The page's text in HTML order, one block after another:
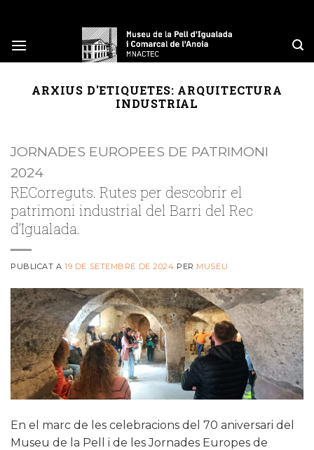
content
ARXIUS D'ETIQUETES: ARQUITECTURA
INDUSTRIAL
JORNADES EUROPEES DE PATRIMONI
2024
RECorreguts. Rutes per descobrir el
patrimoni industrial del Barri del Rec
d’Igualada.
PUBLICAT A19 DE SETEMBRE DE 2024 PER MUSEU
En el marc de les celebracions del 70 aniversari del
Museu de la Pell i de les Jornades Europes de